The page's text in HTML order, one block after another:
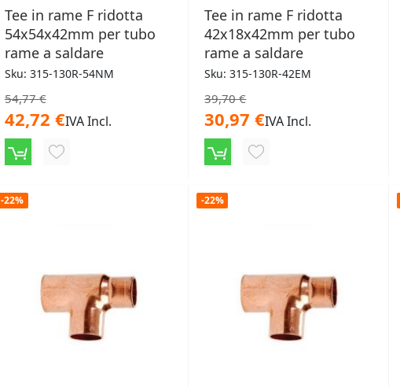
Tee in rame F ridotta
54x54x42mm per tubo
rame a saldare
Sku: 315-130R-54NM
54,77 €
42,72 €IVA Incl.
AGGIUNGI
Tee in rame F ridotta
42x18x42mm per tubo
rame a saldare
Sku: 315-130R-42EM
39,70 €
30,97 €IVA Incl.
AGGIUNGI
-22% -22%